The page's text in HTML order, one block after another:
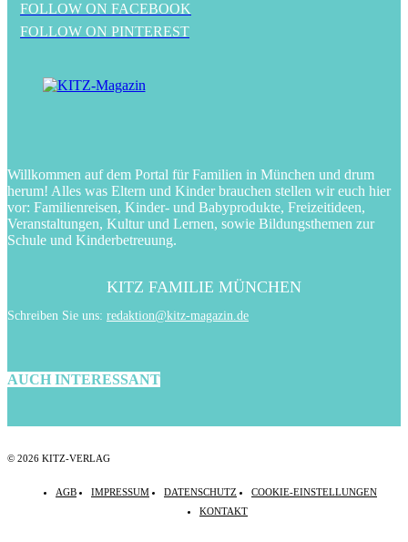
FOLLOW ON FACEBOOK
FOLLOW ON PINTEREST
Willkommen auf dem Portal für Familien in München und drum
herum! Alles was Eltern und Kinder brauchen stellen wir euch hier
vor: Familienreisen, Kinder- und Babyprodukte, Freizeitideen,
Veranstaltungen, Kultur und Lernen, sowie Bildungsthemen zur
Schule und Kinderbetreuung.
KITZ FAMILIE MÜNCHEN
Schreiben Sie uns: redaktion@kitz-magazin.de
AUCH INTERESSANT
© 2026 KITZ-VERLAG
AGB IMPRESSUM DATENSCHUTZ
COOKIE-EINSTELLUNGEN
KONTAKT